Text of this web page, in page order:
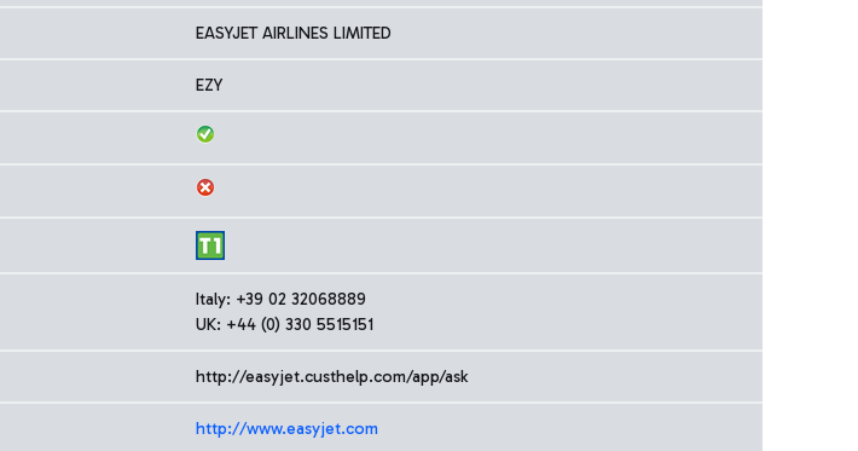
EASYJET AIRLINES LIMITED
EZY
Italy: +39 02 32068889
UK: +44 (0) 330 5515151
http://easyjet.custhelp.com/app/ask
http://www.easyjet.com